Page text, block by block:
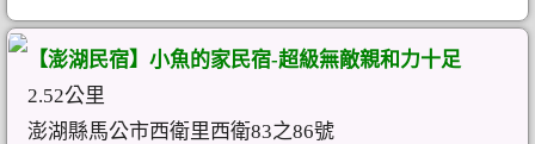
【澎湖民宿】小魚的家民宿-超級無敵親和力十足
2.52公里
澎湖縣馬公市西衛里西衛83之86號